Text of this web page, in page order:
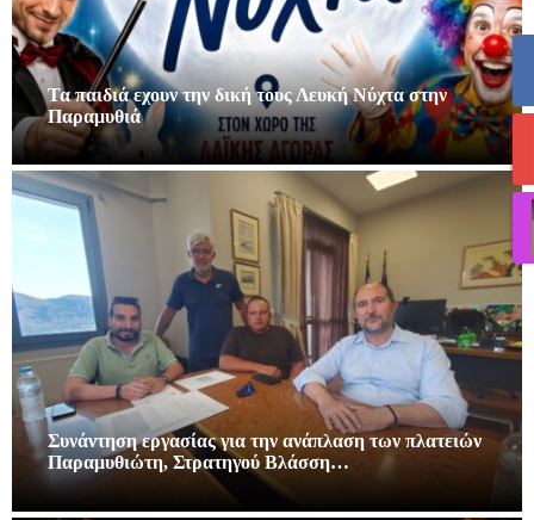
Τα παιδιά εχουν την δική τους Λευκή Νύχτα στην
Παραμυθιά
Συνάντηση εργασίας για την ανάπλαση των πλατειών
Παραμυθιώτη, Στρατηγού Βλάσση…